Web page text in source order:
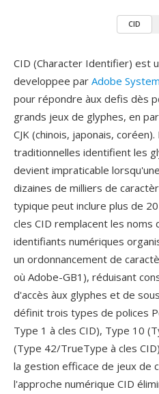
CID
CID (Character Identifier) est
developpee par Adobe
pour répondre àux defis dès
grands jeux de glyphes, en
CJK (chinois, japonais,
traditionnelles identifient les
devient impraticable
dizaines de milliers de
typique peut inclure plus de
cles CID remplacent les noms
identifiants numériques
un ordonnancement de
où Adobe-GB1), réduisant
d'accès àux glyphes et de
définit trois types de polices
Type 1 à cles CID), Type 10
(Type 42/TrueType à cles
la gestion efficace de jeux de
l'approche numérique CID